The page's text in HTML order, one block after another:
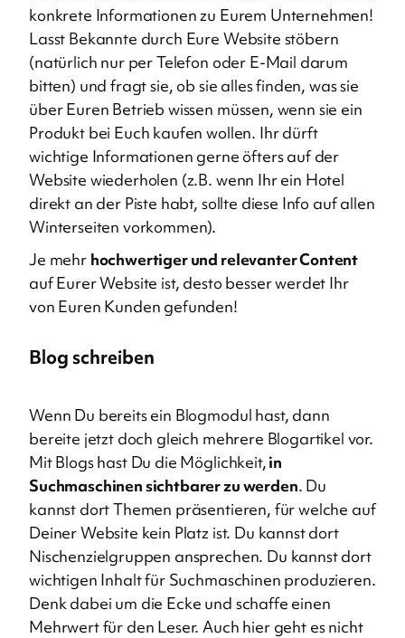
konkrete Informationen zu Eurem Unternehmen!
Lasst Bekannte durch Eure Website stöbern
(natürlich nur per Telefon oder E-Mail darum
bitten) und fragt sie, ob sie alles finden, was sie
über Euren Betrieb wissen müssen, wenn sie ein
Produkt bei Euch kaufen wollen. Ihr dürft
wichtige Informationen gerne öfters auf der
Website wiederholen (z.B. wenn Ihr ein Hotel
direkt an der Piste habt, sollte diese Info auf allen
Winterseiten vorkommen).
Je mehr hochwertiger und relevanter Content
auf Eurer Website ist, desto besser werdet Ihr
von Euren Kunden gefunden!
Blog schreiben
Wenn Du bereits ein Blogmodul hast, dann
bereite jetzt doch gleich mehrere Blogartikel vor.
Mit Blogs hast Du die Möglichkeit,in
Suchmaschinen sichtbarer zu werden. Du
kannst dort Themen präsentieren, für welche auf
Deiner Website kein Platz ist. Du kannst dort
Nischenzielgruppen ansprechen. Du kannst dort
wichtigen Inhalt für Suchmaschinen produzieren.
Denk dabei um die Ecke und schaffe einen
Mehrwert für den Leser. Auch hier geht es nicht